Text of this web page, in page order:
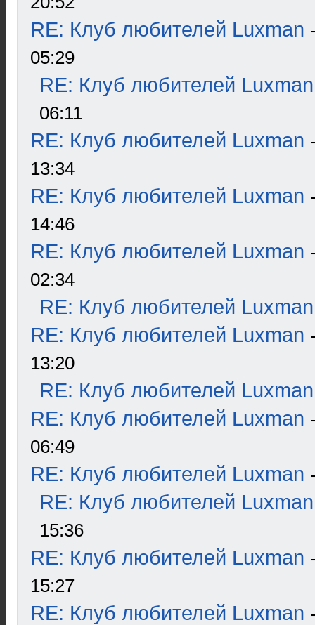
RE: Клуб любителей Luxman
05:29
RE: Клуб любителей Luxman
06:11
RE: Клуб любителей Luxman
13:34
RE: Клуб любителей Luxman
14:46
RE: Клуб любителей Luxman
02:34
RE: Клуб любителей Luxman
RE: Клуб любителей Luxman
13:20
RE: Клуб любителей Luxman
RE: Клуб любителей Luxman
06:49
RE: Клуб любителей Luxman
RE: Клуб любителей Luxman
15:36
RE: Клуб любителей Luxman
15:27
RE: Клуб любителей Luxman